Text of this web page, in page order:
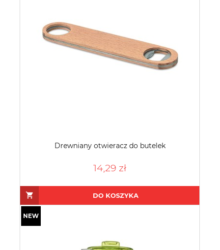
Drewniany otwieracz do butelek
14,29 zł
DO KOSZYKA